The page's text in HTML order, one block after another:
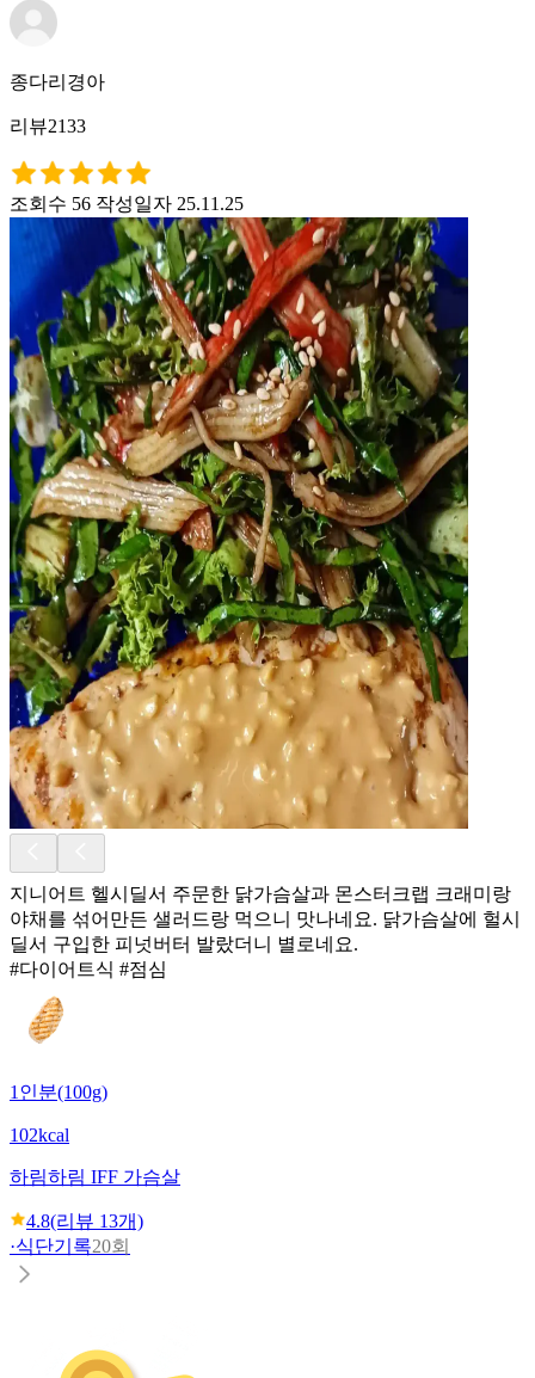
종다리경아
리뷰2133
조회수 56 작성일자 25.11.25
지니어트 헬시딜서 주문한 닭가슴살과 몬스터크랩 크래미랑
야채를 섞어만든 샐러드랑 먹으니 맛나네요. 닭가슴살에 헐시
딜서 구입한 피넛버터 발랐더니 별로네요.
#다이어트식 #점심
1인분(100g)
102kcal
하림하림 IFF 가슴살
4.8(리뷰 13개)
·식단기록20회